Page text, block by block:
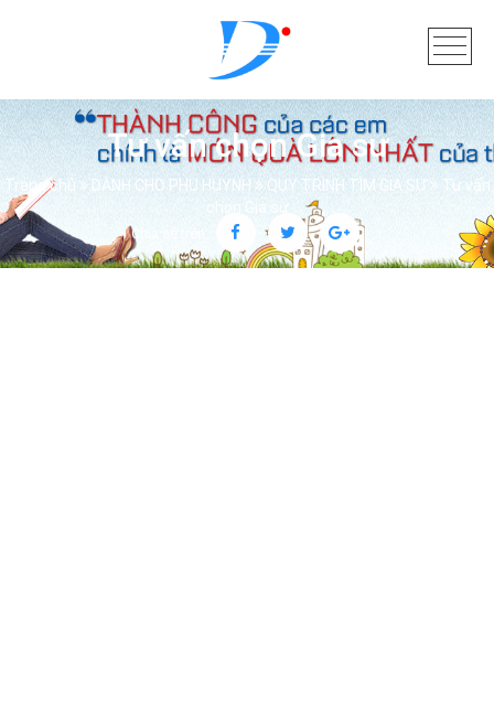
Tư vấn chọn Gia sư
Trang chủ DÀNH CHO PHỤ HUYNH QUY TRÌNH TÌM GIA SƯ
Tư vấn
chọn Gia sư
Chia sẻ trên: